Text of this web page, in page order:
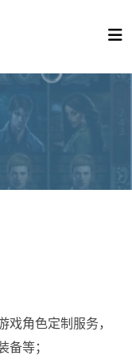
戏角色定制服务，
备等；